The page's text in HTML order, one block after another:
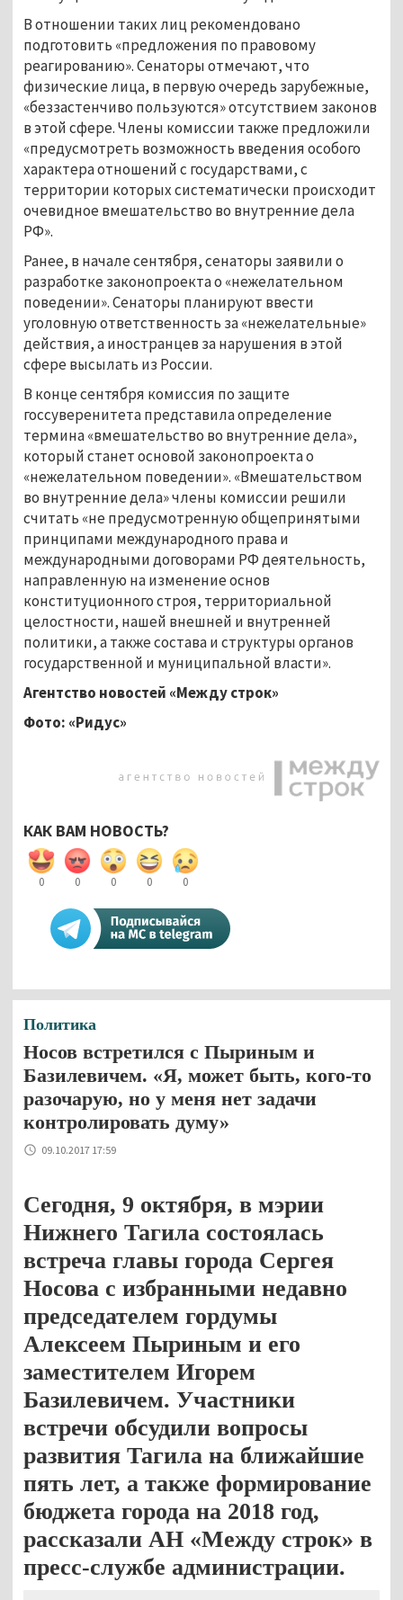
В отношении таких лиц рекомендовано
подготовить «предложения по правовому
реагированию». Сенаторы отмечают, что
физические лица, в первую очередь зарубежные,
«беззастенчиво пользуются» отсутствием законов
в этой сфере. Члены комиссии также предложили
«предусмотреть возможность введения особого
характера отношений с государствами, с
территории которых систематически происходит
очевидное вмешательство во внутренние дела
РФ».
Ранее, в начале сентября, сенаторы заявили о
разработке законопроекта о «нежелательном
поведении». Сенаторы планируют ввести
уголовную ответственность за «нежелательные»
действия, а иностранцев за нарушения в этой
сфере высылать из России.
В конце сентября комиссия по защите
госсуверенитета представила определение
термина «вмешательство во внутренние дела»,
который станет основой законопроекта о
«нежелательном поведении». «Вмешательством
во внутренние дела» члены комиссии решили
считать «не предусмотренную общепринятыми
принципами международного права и
международными договорами РФ деятельность,
направленную на изменение основ
конституционного строя, территориальной
целостности, нашей внешней и внутренней
политики, а также состава и структуры органов
государственной и муниципальной власти».
Агентство новостей «Между строк»
Фото: «Ридус»
КАК ВАМ НОВОСТЬ?
0 0 0 0 0
Политика
Носов встретился с Пыриным и
Базилевичем. «Я, может быть, кого-то
разочарую, но у меня нет задачи
контролировать думу»
09.10.2017 17:59
Сегодня, 9 октября, в мэрии
Нижнего Тагила состоялась
встреча главы города Сергея
Носова с избранными недавно
председателем гордумы
Алексеем Пыриным и его
заместителем Игорем
Базилевичем. Участники
встречи обсудили вопросы
развития Тагила на ближайшие
пять лет, а также формирование
бюджета города на 2018 год,
рассказали АН «Между строк» в
пресс-службе администрации.